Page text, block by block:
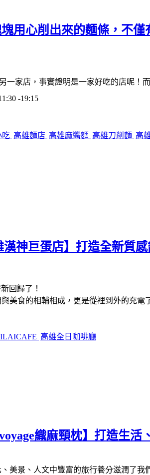
用心削出來的麵條，不
一家店，事實證明是一家好吃的店呢
-19:15
吃 高雄麵店 高雄麻醬麵 高雄刀削麵 高
神巨蛋店】打造全新質
回歸了！
美食的相輔相成，更是從裡到外的充電
高雄全日咖啡廳
織麻頸枕】打造生活
美景、人文中豐富的旅行養分滋潤了